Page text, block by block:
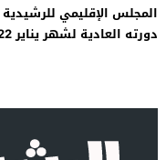
المجلس الإقليمي
دورته